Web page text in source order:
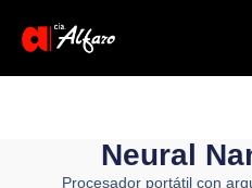
Neural
Procesador portátil con